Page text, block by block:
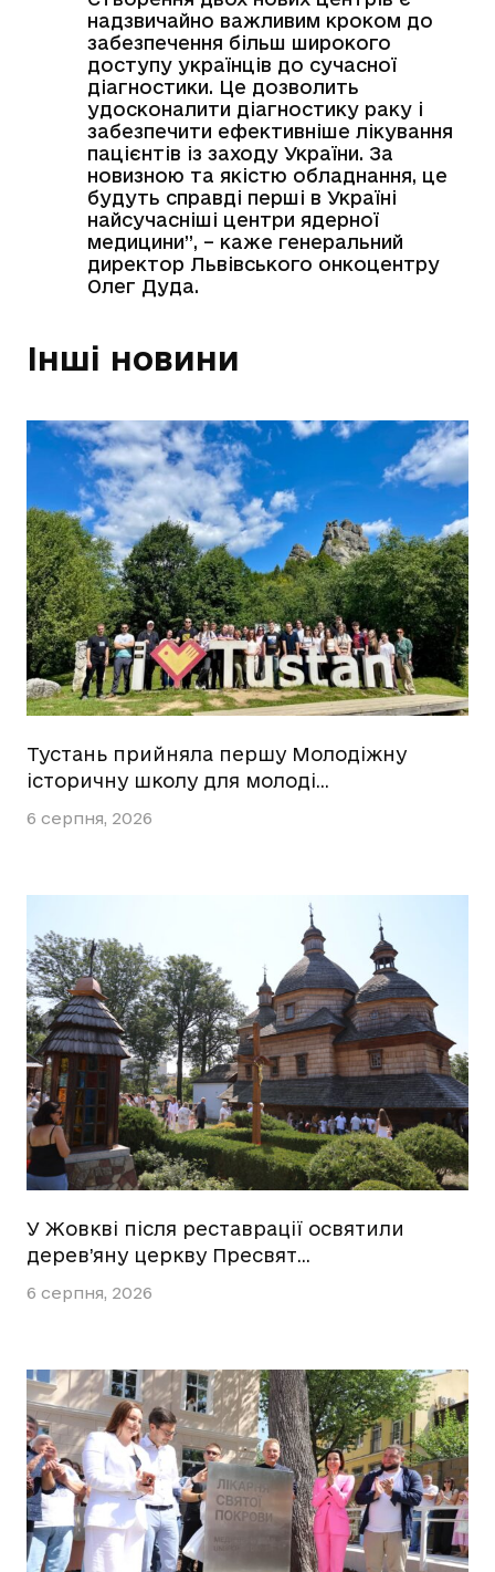
надзвичайно важливим кроком до
забезпечення більш широкого
доступу українців до сучасної
діагностики. Це дозволить
удосконалити діагностику раку і
забезпечити ефективніше лікування
пацієнтів із заходу України. За
новизною та якістю обладнання, це
будуть справді перші в Україні
найсучасніші центри ядерної
медицини”, – каже генеральний
директор Львівського онкоцентру
Олег Дуда.
Інші новини
Тустань прийняла першу Молодіжну
історичну школу для молоді…
6 серпня, 2026
У Жовкві після реставрації освятили
дерев’яну церкву Пресвят…
6 серпня, 2026